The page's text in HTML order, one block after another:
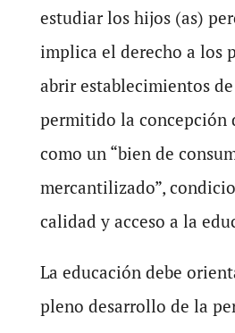
estudiar los hijos (as)
implica el derecho a los
abrir establecimientos
permitido la concepción
como un “bien de
mercantilizado”,
calidad y acceso a la
La educación debe
pleno desarrollo de la